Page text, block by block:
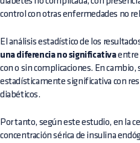
control con otras enfermedades no
El análisis estadístico de los
una diferencia no significativaentre
con o sin complicaciones. En cambio,
estadísticamente significativa con
diabéticos.
Por tanto, según este estudio, en la
concentración sérica de insulina